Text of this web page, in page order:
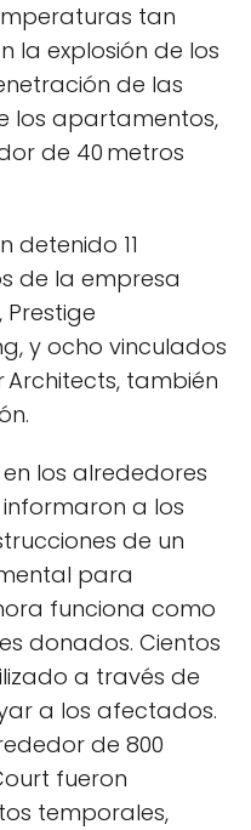
tan
la explosión de los
de las
los apartamentos,
de 40 metros
detenido 11
de la empresa
y ocho vinculados
Architects, también
los alrededores
a los
de un
para
funciona como
donados. Cientos
a través de
a los afectados.
de 800
fueron
temporales,